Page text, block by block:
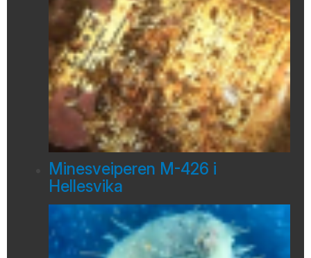
Minesveiperen M-426 i
Hellesvika